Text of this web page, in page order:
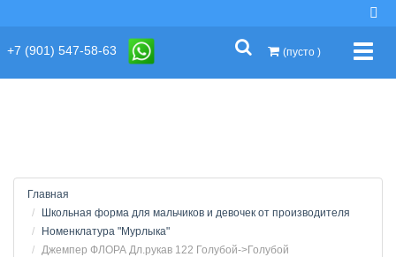
+7 (901) 547-58-63 (пусто )
Главная
Школьная форма для мальчиков и девочек от производителя
Номенклатура "Мурлыка"
Джемпер ФЛОРА Дл.рукав 122 Голубой->Голубой